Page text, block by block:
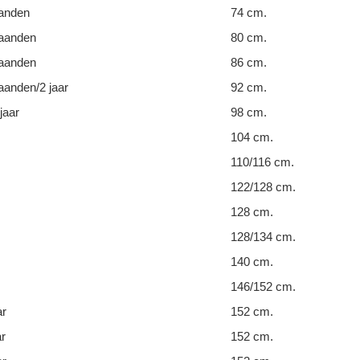
74 cm.
80 cm.
86 cm.
2 jaar
92 cm.
98 cm.
104 cm.
110/116 cm.
122/128 cm.
128 cm.
128/134 cm.
140 cm.
146/152 cm.
152 cm.
152 cm.